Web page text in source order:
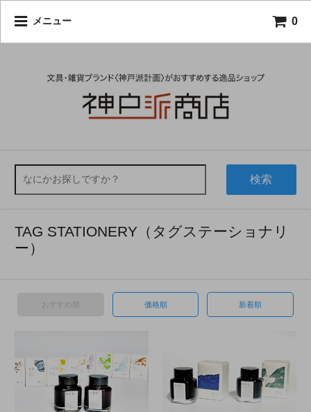
メニュー 0
検索
TAG STATIONERY（タグステーショナリ
ー）
おすすめ順 価格順 新着順